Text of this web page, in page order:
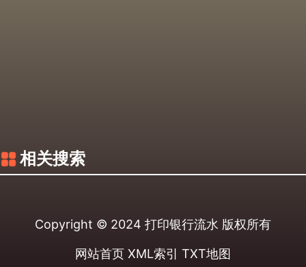
相关搜索
Copyright © 2024 打印银行流水 版权所有
网站首页 XML索引 TXT地图